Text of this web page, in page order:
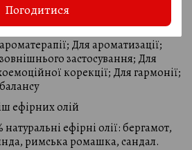
Погодитися
Для ароматизації;
застосування; Для
корекції; Для гармонії;
ефірних олій
натуральні ефірні олії: бергамот,
римська ромашка, сандал.